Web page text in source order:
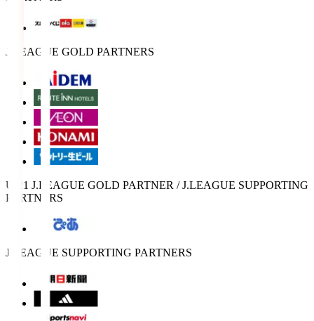
J.LEAGUE GOLD PARTNERS
U-21 J.LEAGUE GOLD PARTNER / J.LEAGUE SUPPORTING
PARTNERS
J.LEAGUE SUPPORTING PARTNERS